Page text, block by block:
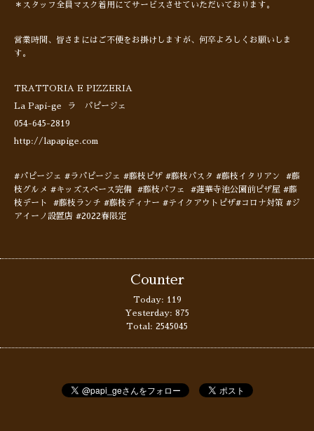
＊スタッフ全員マスク着用にてサービスさせていただいております。
営業時間、皆さまにはご不便をお掛けしますが、何卒よろしくお願いしま
す。
TRATTORIA E PIZZERIA
La Papi-ge ラ パピージェ
054-645-2819
http://lapapige.com
#パピージェ #ラパピージェ #藤枝ピザ #藤枝パスタ #藤枝イタリアン #藤
枝グルメ #キッズスペース完備 #藤枝パフェ #蓮華寺池公園前ピザ屋 #藤
枝デート #藤枝ランチ #藤枝ディナー #テイクアウトピザ#コロナ対策 #ジ
アイーノ設置店 #2022春限定
Counter
Today: 119
Yesterday: 875
Total: 2545045